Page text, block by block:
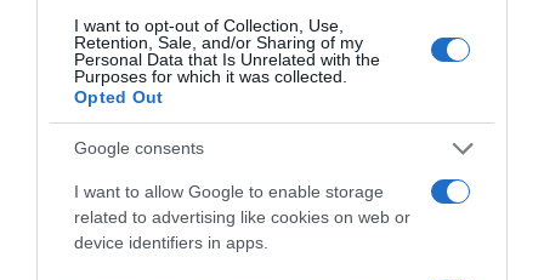
I want to opt-out of Collection, Use,
Retention, Sale, and/or Sharing of my
Personal Data that Is Unrelated with the
Purposes for which it was collected.
Opted Out
Google consents
I want to allow Google to enable storage
related to advertising like cookies on web or
device identifiers in apps.
το όνομά της έχει συνδεθεί και σε προσωπικό
επίπεδο με κορυφαίους καλλιτέχνες, κάτι που
συχνά μονοπωλεί το ενδιαφέρον των media.